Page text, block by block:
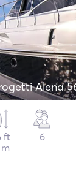
Alena
ft
m
6